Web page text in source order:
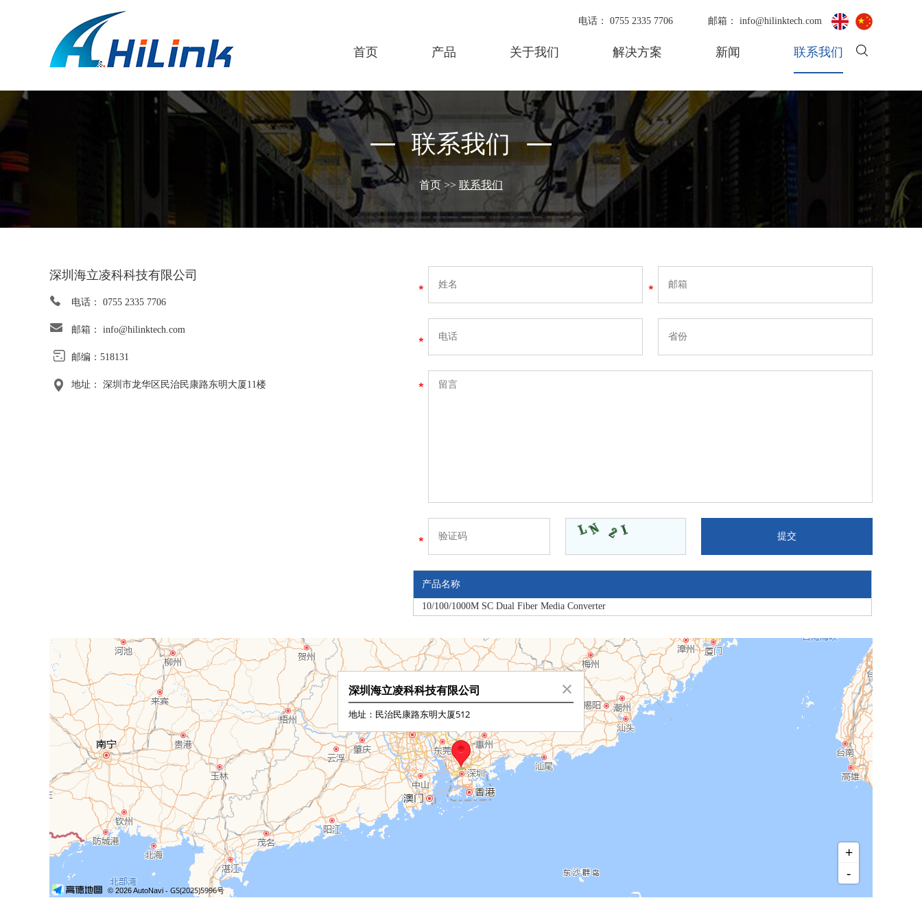
电话： 0755 2335 7706 邮箱： info@hilinktech.com
首页 产品 关于我们 解决方案 新闻 联系我们
联系我们
首页 >> 联系我们
深圳海立凌科科技有限公司
电话： 0755 2335 7706
邮箱： info@hilinktech.com
邮编：518131
地址： 深圳市龙华区民治民康路东明大厦11楼
产品名称
10/100/1000M SC Dual Fiber Media Converter